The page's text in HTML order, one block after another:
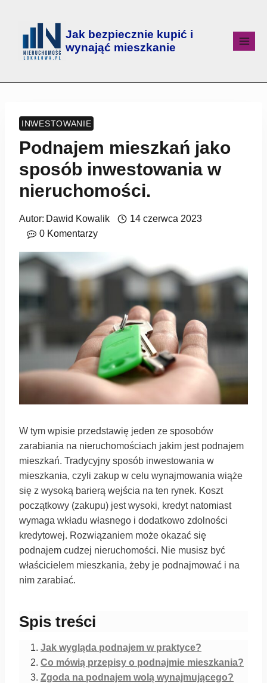
Jak bezpiecznie kupić i
wynająć mieszkanie
INWESTOWANIE
Podnajem mieszkań jako
sposób inwestowania w
nieruchomości.
Autor: Dawid Kowalik
14 czerwca 2023
0 Komentarzy
W tym wpisie przedstawię jeden ze sposobów
zarabiania na nieruchomościach jakim jest podnajem
mieszkań. Tradycyjny sposób inwestowania w
mieszkania, czyli zakup w celu wynajmowania wiąże
się z wysoką barierą wejścia na ten rynek. Koszt
początkowy (zakupu) jest wysoki, kredyt natomiast
wymaga wkładu własnego i dodatkowo zdolności
kredytowej. Rozwiązaniem może okazać się
podnajem cudzej nieruchomości. Nie musisz być
właścicielem mieszkania, żeby je podnajmować i na
nim zarabiać.
Spis treści
Jak wygląda podnajem w praktyce?
Co mówią przepisy o podnajmie mieszkania?
Zgoda na podnajem wolą wynajmującego?